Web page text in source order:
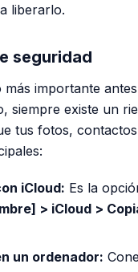
liberarlo.
seguridad
más importante
siempre existe un
tus fotos,
iCloud: Es la
> iCloud >
un ordenador: